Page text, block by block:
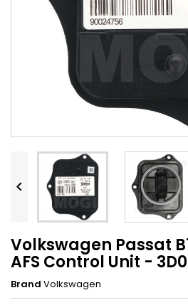

Volkswagen Passat
AFS Control Unit -
Brand Volkswagen